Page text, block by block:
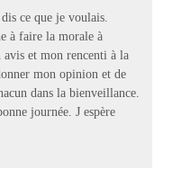
ce que je voulais.
à faire la morale à
avis et mon rencenti à la
mon opinion et de
dans la bienveillance.
journée. J espère